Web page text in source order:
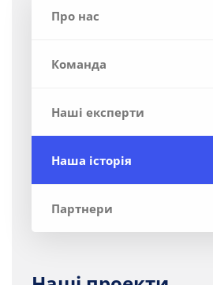
Про нас
Команда
Наші експерти
Наша історія
Партнери